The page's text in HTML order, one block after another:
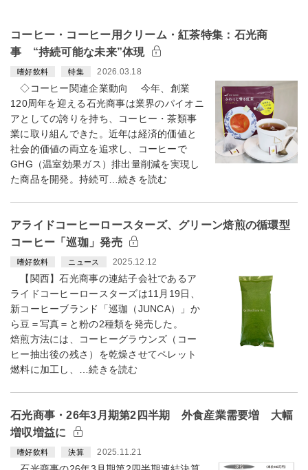
コーヒー・コーヒー用クリーム・紅茶特集：石光商
事 “持続可能な未来”体現
嗜好飲料 特集 2026.03.18
◇コーヒー関連企業動向 今年、創業
120周年を迎える石光商事は業界のパイオニ
アとしての誇りを持ち、コーヒー・茶類事
業に取り組んできた。近年は経済的価値と
社会的価値の両立を追求し、コーヒーで
GHG（温室効果ガス）排出量削減を実現し
た商品を開発。持続可…続きを読む
アライドコーヒーロースターズ、グリーン焙煎の循環型
コーヒー「巡珈」発売
嗜好飲料 ニュース 2025.12.12
【関西】石光商事の連結子会社であるア
ライドコーヒーロースターズは11月19日、
新コーヒーブランド「巡珈（JUNCA）」か
ら豆＝写真＝と粉の2種類を発売した。
焙煎方法には、コーヒーグラウンズ（コー
ヒー抽出後の残さ）を乾燥させてペレット
燃料に加工し、…続きを読む
石光商事・26年3月期第2四半期 外食産業需要増 大幅
増収増益に
嗜好飲料 決算 2025.11.21